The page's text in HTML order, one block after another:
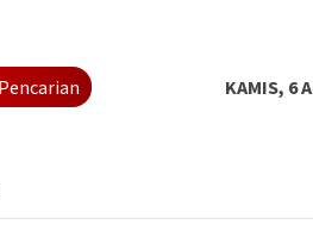
Pencarian KAMIS, 6